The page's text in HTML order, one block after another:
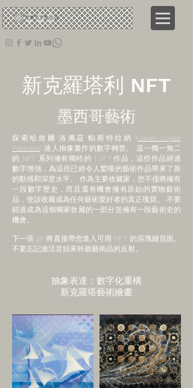
尼奥克罗地亚语
新克羅塔利 NFT
墨西哥藝術
探索哈維爾·洛佩茲·帕斯特拉納 (Javier Lopez
Pastrana) 迷人抽像畫作的數字轉世。 這一獨一無二
的 NFT 系列擁有獨特的 1 of 1 作品，這些作品經過
數字增強，為這些已經令人驚嘆的藝術作品帶來了新
的動感和深度水平。 作為主要收藏家，您不僅將擁有
一段數字歷史，而且還有機會擁有原始的實物藝術
品，使該收藏成為任何藝術愛好者的真正瑰寶。 不要
錯過成為這個獨家收藏的一部分並擁有一段藝術史的
機會。
下一張 gif 將直接帶您進入可用 NFT 的區塊鏈頁面。
不要忘記激活音頻來聆聽藝術品的反射。
抽象表達：數字化重構
新克羅塔藝術繪畫